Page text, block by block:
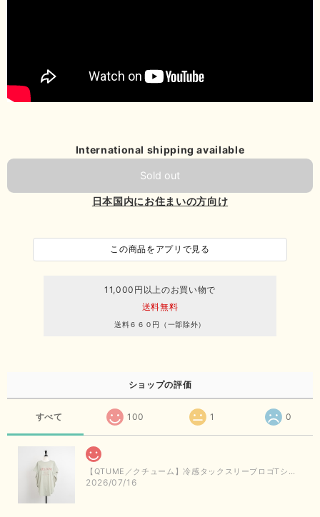
International shipping available
Sold out
日本国内にお住まいの方向け
この商品をアプリで見る
11,000円以上のお買い物で
送料無料
送料６６０円（一部除外）
ショップの評価
すべて 100 1 0
【QTUME／クチューム】冷感タックスリーブロゴTシャツ（ライトグレー）
2026/07/16